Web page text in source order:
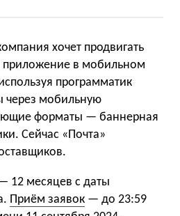
хочет продвигать
приложение в мобильном
программатик
через мобильную
форматы — баннерная
Сейчас «Почта»
12 месяцев с даты
Приём заявок — до 23:59